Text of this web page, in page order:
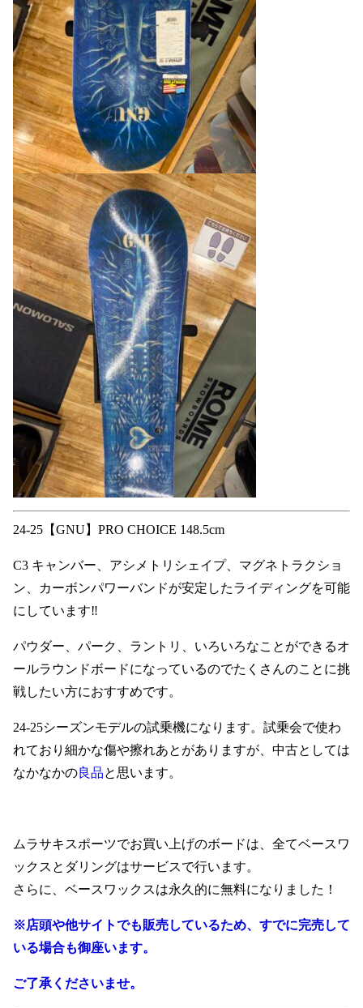
24-25【GNU】PRO CHOICE 148.5cm
C3 キャンバー、アシメトリシェイプ、マグネトラクショ
ン、カーボンパワーバンドが安定したライディングを可能
にしています‼︎
パウダー、パーク、ラントリ、いろいろなことができるオ
ールラウンドボードになっているのでたくさんのことに挑
戦したい方におすすめです。
24-25シーズンモデルの試乗機になります。試乗会で使わ
れており細かな傷や擦れあとがありますが、中古としては
なかなかの良品と思います。
ムラサキスポーツでお買い上げのボードは、全てベースワ
ックスとダリングはサービスで行います。
さらに、ベースワックスは永久的に無料になりました！
※店頭や他サイトでも販売しているため、すでに完売して
いる場合も御座います。
ご了承くださいませ。